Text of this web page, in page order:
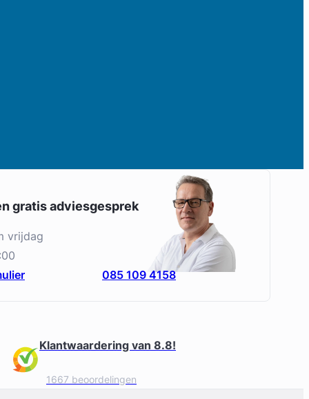
gratis adviesgesprek
vrijdag
085 109 4158
Klantwaardering van 8.8!
1667 beoordelingen